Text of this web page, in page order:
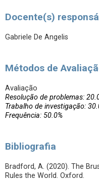
Docente(s)
Gabriele De Angelis
Métodos de
Avaliação
Resolução de problemas:
Trabalho de investigação:
Frequência: 50.0%
Bibliografia
Bradford, A. (2020). The
Rules the World. Oxford.